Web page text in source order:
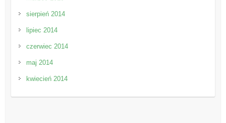
sierpień 2014
lipiec 2014
czerwiec 2014
maj 2014
kwiecień 2014